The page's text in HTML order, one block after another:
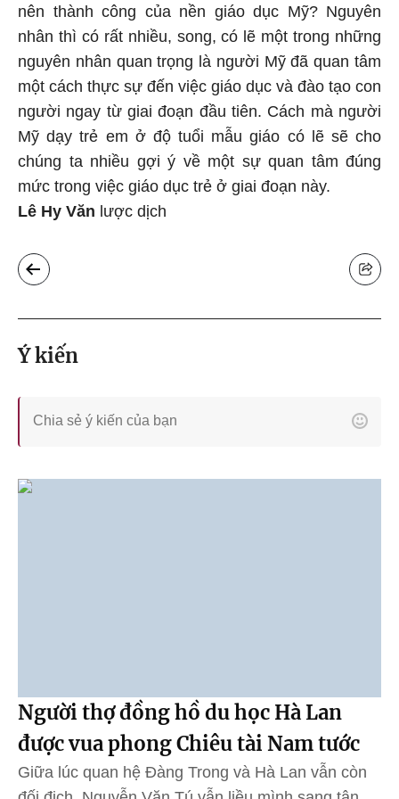
nên thành công của nền giáo dục Mỹ? Nguyên
nhân thì có rất nhiều, song, có lẽ một trong những
nguyên nhân quan trọng là người Mỹ đã quan tâm
một cách thực sự đến việc giáo dục và đào tạo con
người ngay từ giai đoạn đầu tiên. Cách mà người
Mỹ dạy trẻ em ở độ tuổi mẫu giáo có lẽ sẽ cho
chúng ta nhiều gợi ý về một sự quan tâm đúng
mức trong việc giáo dục trẻ ở giai đoạn này.
Lê Hy Văn lược dịch
Ý kiến
Người thợ đồng hồ du học Hà Lan
được vua phong Chiêu tài Nam tước
Giữa lúc quan hệ Đàng Trong và Hà Lan vẫn còn